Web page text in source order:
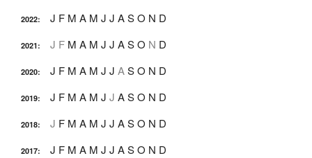
2022: J F M A M J J ASO N D
2021: J F M A M J J ASO N D
2020: J F M A M J J ASO N D
2019: J F M A M J J ASO N D
2018: J F M A M J J ASO N D
2017: J F M A M J J ASO N D